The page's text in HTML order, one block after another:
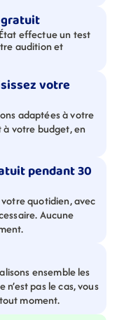
effectue un test
audition et
votre
adaptées à votre
votre budget, en
pendant 30
quotidien, avec
Aucune
ensemble les
pas le cas, vous
moment.